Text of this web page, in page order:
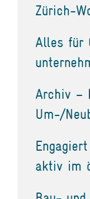
Zürich-
Alles für
Archiv –
Um-/
aktiv im